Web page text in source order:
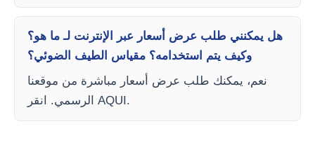
هل يمكنني طلب عرض أسعار عبر الإنترنت لـ ما هو؟
وكيف يتم استخدامه؟ مقياس الطيف الضوئي؟
نعم، يمكنك طلب عرض أسعار مباشرة من موقعنا
الرسمي. انقر AQUI.